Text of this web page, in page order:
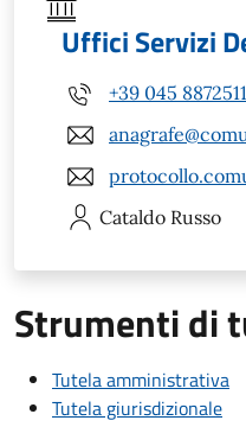
Uffici Servizi
+39 045 8872511
Cataldo Russo
Strumenti di
Tutela amministrativa
Tutela giurisdizionale